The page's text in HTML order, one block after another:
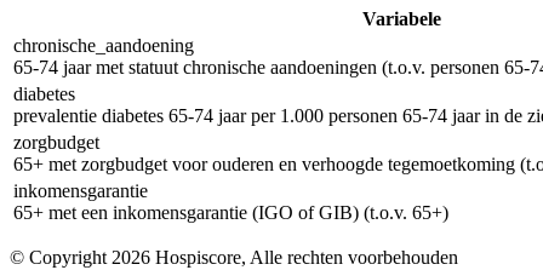
Variabele
chronische_aandoening
65-74 jaar met statuut chronische aandoeningen (t.o.v. personen 65-
diabetes
prevalentie diabetes 65-74 jaar per 1.000 personen 65-74 jaar in de
zorgbudget
65+ met zorgbudget voor ouderen en verhoogde tegemoetkoming
inkomensgarantie
65+ met een inkomensgarantie (IGO of GIB) (t.o.v. 65+)
© Copyright 2026 Hospiscore, Alle rechten voorbehouden